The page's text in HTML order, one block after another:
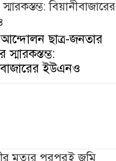
প্রবাসীর মৃত্যুর পরপরই
হামলায় যুবক
দায়ের
দিরাইয়ে সীমান্তিকের
ছাত্র-জনতার
স্মারকস্তম্ভ:
ইউএনও